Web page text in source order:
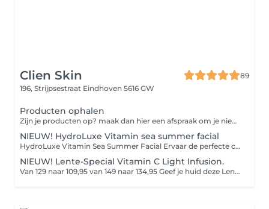
Clien Skin
89
196, Strijpsestraat Eindhoven 5616 GW
Producten ophalen
Zijn je producten op? maak dan hier een afspraak om je nieuwe producten weer op te komen halen.
NIEUW! HydroLuxe Vitamin sea summer facial
HydroLuxe Vitamin Sea Summer Facial Ervaar de perfecte combinatie van luxe, ontspanning en huidverbetering. De HydroLuxe Vitamin Sea Summer Facial is speciaal ontwikkeld om je huid tijdens de zomer intens te hydrateren, te beschermen en een prachtige, gezonde glow te geven. Met krachtige vitamine C, zuurstof, antioxidanten en verkoelende cryoglobes wordt de huid gevoed, gekalmeerd en gestimuleerd om collageen aan te maken. De behandeling laat je huid direct frisser, egaler en zichtbaar stralender achter. Na de behandeling geniet je van: Een frisse, gezonde glow Intense hydratatie Kalmering en herstel van de huid Bescherming tegen zomerse invloeden Een ontspannen én zichtbaar stralende huid
NIEUW! Lente-Special Vitamin C Light Infusion.
Van 129 naar 109,95 van 149 naar 134,95 Geef je huid deze Lente een stralende boost. Tijdens de Special HydroPeptide Vitamin C Light Infusion facial geniet je van diepe ontspanning, warme compressen, Cryotreatment en een zorgvuldig opgebouwde glow-behandeling met verhelderende enzymen, vitamine C en zuurstofwerkstoffen. Het collageenlicht van de Beauty Angel ELT laat je huid zichtbaar oplichten, voller ogen en direct glanzen met een gezonde zomerse Glow De behandeling wordt afgesloten met rijke verzorging, oogcrème, lipverzorging en een aangepaste dag- of nachtcrème. Perfect voor wie deze zomer wil stralen, comfort zoekt én intensieve huidverbetering wil combineren met pure ontspanning.